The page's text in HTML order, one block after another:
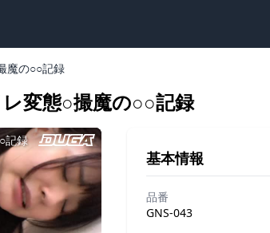
魔の○○記録
変態○撮魔の○○記録
基本情報
品番
GNS-043